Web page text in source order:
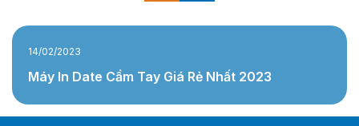
Máy In Date Cầm Tay Giá Rẻ Nhất 2023
14/02/2023